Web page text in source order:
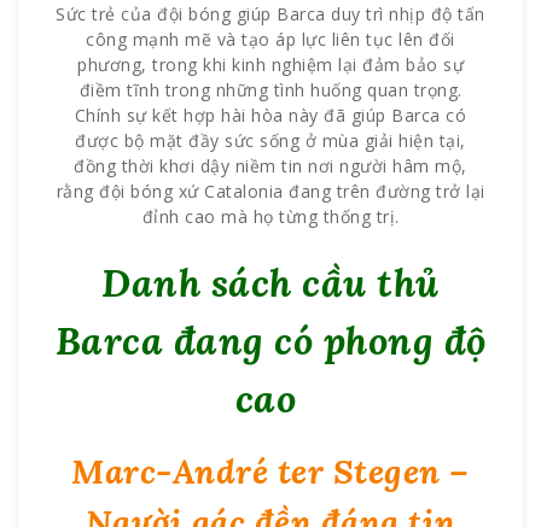
Sức trẻ của đội bóng giúp Barca duy trì nhịp độ tấn
công mạnh mẽ và tạo áp lực liên tục lên đối
phương, trong khi kinh nghiệm lại đảm bảo sự
điềm tĩnh trong những tình huống quan trọng.
Chính sự kết hợp hài hòa này đã giúp Barca có
được bộ mặt đầy sức sống ở mùa giải hiện tại,
đồng thời khơi dậy niềm tin nơi người hâm mộ,
rằng đội bóng xứ Catalonia đang trên đường trở lại
đỉnh cao mà họ từng thống trị.
Danh sách cầu thủ
Barca đang có phong độ
cao
Marc-André ter Stegen –